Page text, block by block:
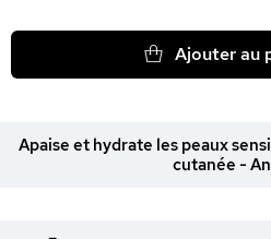
Ajouter au
Apaise et hydrate les peaux
cutanée -